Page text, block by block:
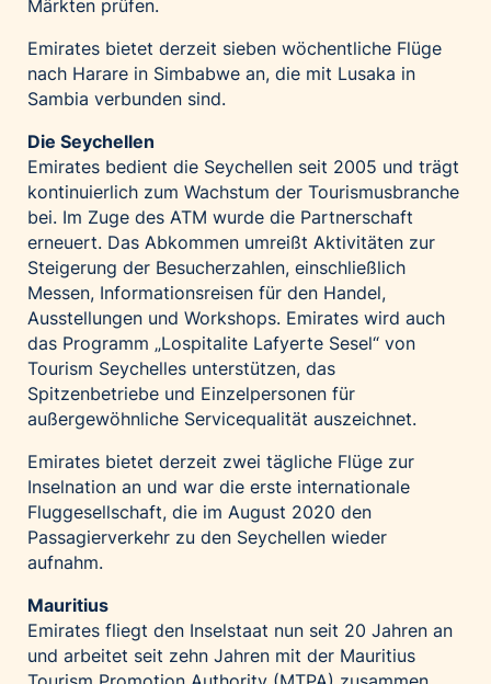
Märkten prüfen.
Emirates bietet derzeit sieben wöchentliche Flüge
nach Harare in Simbabwe an, die mit Lusaka in
Sambia verbunden sind.
Die Seychellen
Emirates bedient die Seychellen seit 2005 und trägt
kontinuierlich zum Wachstum der Tourismusbranche
bei. Im Zuge des ATM wurde die Partnerschaft
erneuert. Das Abkommen umreißt Aktivitäten zur
Steigerung der Besucherzahlen, einschließlich
Messen, Informationsreisen für den Handel,
Ausstellungen und Workshops. Emirates wird auch
das Programm „Lospitalite Lafyerte Sesel“ von
Tourism Seychelles unterstützen, das
Spitzenbetriebe und Einzelpersonen für
außergewöhnliche Servicequalität auszeichnet.
Emirates bietet derzeit zwei tägliche Flüge zur
Inselnation an und war die erste internationale
Fluggesellschaft, die im August 2020 den
Passagierverkehr zu den Seychellen wieder
aufnahm.
Mauritius
Emirates fliegt den Inselstaat nun seit 20 Jahren an
und arbeitet seit zehn Jahren mit der Mauritius